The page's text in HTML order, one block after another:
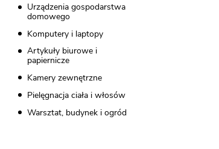
Urządzenia gospodarstwa
domowego
Komputery i laptopy
Artykuły biurowe i
papiernicze
Kamery zewnętrzne
Pielęgnacja ciała i włosów
Warsztat, budynek i ogród